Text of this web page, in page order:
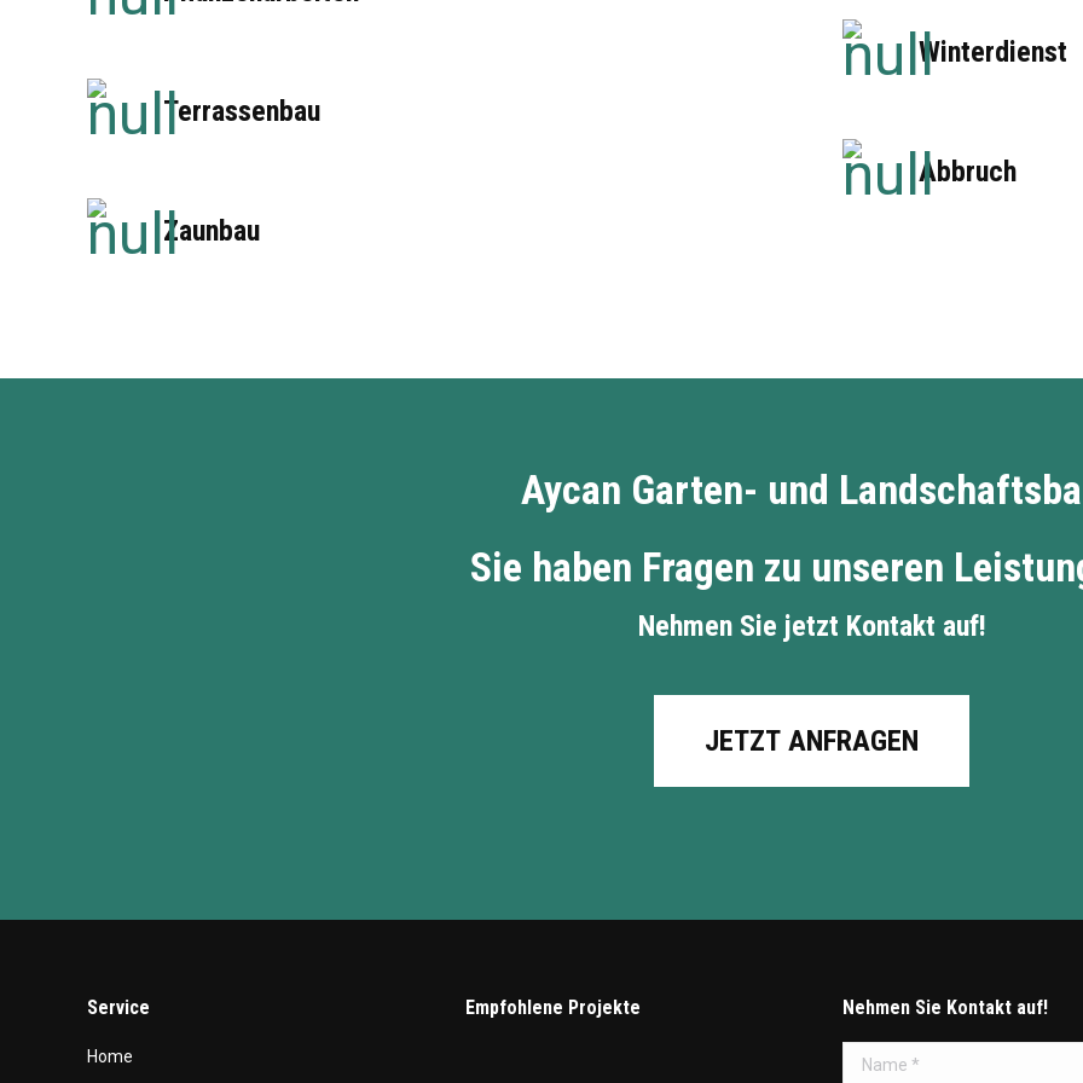
Terrassenbau
Zaunbau
Winterdienst
Abbruch
Aycan Garten- und
Sie haben Fragen zu unseren
Nehmen Sie jetzt Kontakt auf!
JETZT ANFRAGEN
Service
Home
Empfohlene Projekte Nehmen Sie Kontakt auf!
Name *